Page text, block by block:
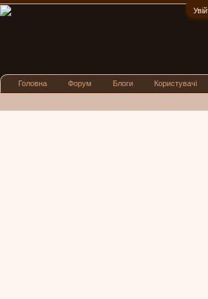
Головна Форум Блоги Користувачі